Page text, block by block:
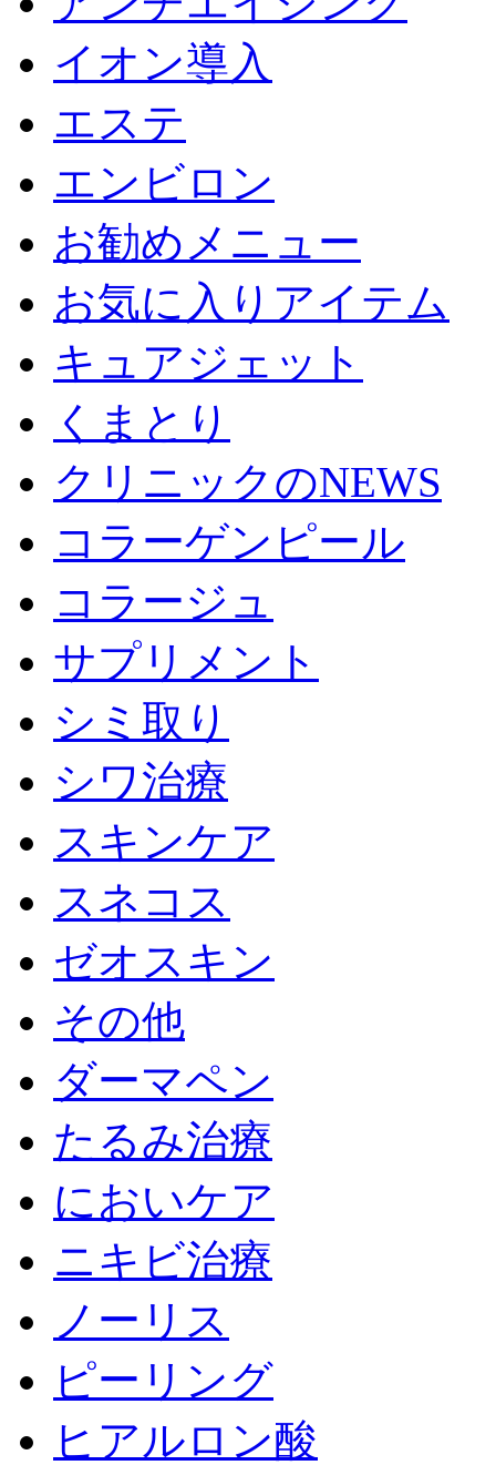
イオン導入
エステ
エンビロン
お勧めメニュー
お気に入りアイテム
キュアジェット
くまとり
クリニックのNEWS
コラーゲンピール
コラージュ
サプリメント
シミ取り
シワ治療
スキンケア
スネコス
ゼオスキン
その他
ダーマペン
たるみ治療
においケア
ニキビ治療
ノーリス
ピーリング
ヒアルロン酸